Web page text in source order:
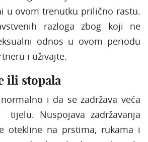
u ovom trenutku prilično rastu.
razloga zbog koji ne
odnos u ovom periodu
i uživajte.
ili stopala
i da se zadržava veća
Nuspojava zadržavanja
otekline na prstima, rukama i